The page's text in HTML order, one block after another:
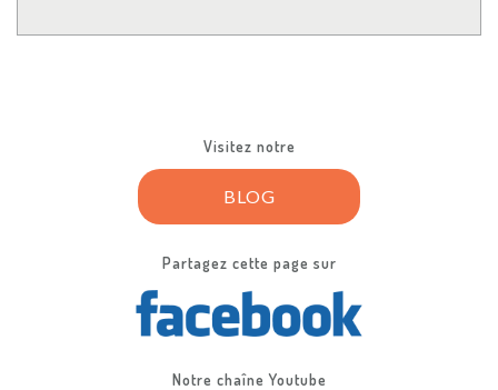
Visitez notre
BLOG
Partagez cette page sur
Notre chaîne Youtube